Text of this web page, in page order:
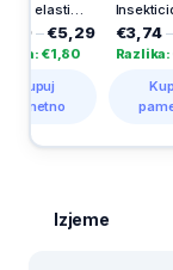
Insekticid Past za mravlje, Raid
€3,74– €4,99
Razlika: €1,25
Izjeme